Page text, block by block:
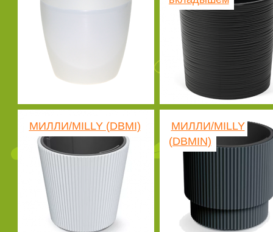
МИЛЛИ/MILLY (DBMI)
МИЛЛИ/MILLY
(DBMIN)